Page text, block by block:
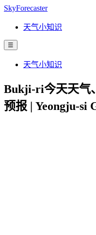
SkyForecaster
天气小知识
☰
天气小知识
Bukji-ri今天天气
预报 | Yeongju-si